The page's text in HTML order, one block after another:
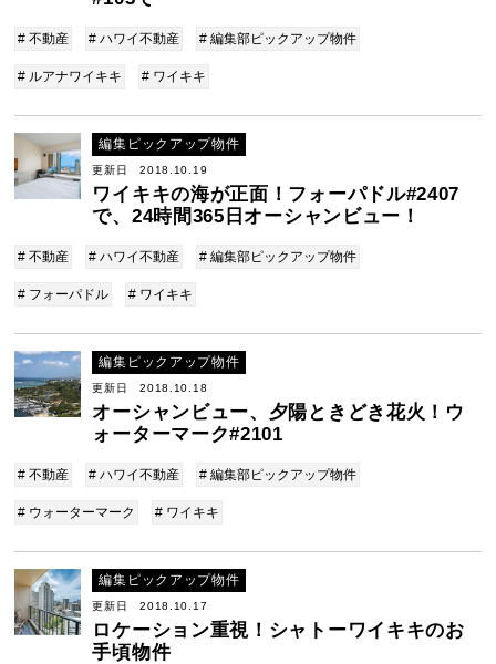
# 不動産 # ハワイ不動産 # 編集部ピックアップ物件
# ルアナワイキキ # ワイキキ
編集ピックアップ物件
更新日 2018.10.19
ワイキキの海が正面！フォーパドル#2407
で、24時間365日オーシャンビュー！
# 不動産 # ハワイ不動産 # 編集部ピックアップ物件
# フォーパドル # ワイキキ
編集ピックアップ物件
更新日 2018.10.18
オーシャンビュー、夕陽ときどき花火！ウ
ォーターマーク#2101
# 不動産 # ハワイ不動産 # 編集部ピックアップ物件
# ウォーターマーク # ワイキキ
編集ピックアップ物件
更新日 2018.10.17
ロケーション重視！シャトーワイキキのお
手頃物件